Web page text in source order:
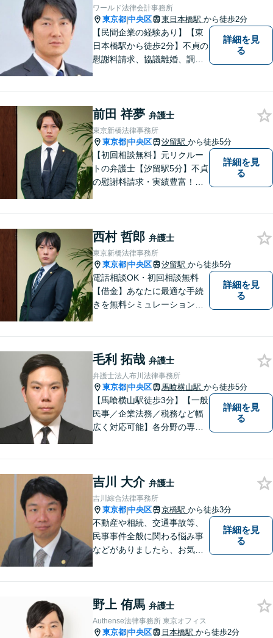
ワールド法律会計事務所
東京都|中央区 東日本橋駅 から徒歩2分
【民間企業の経験あり】【東
日本橋駅から徒歩2分】不貞の
慰謝料請求、協議離婚、調停
さい。最大の味方としてじっ
くりお話をお伺いします。
【粘り強い交渉が強み】
詳細を見
る
前田 祥夢 弁護士
東京新橋法律事務所
東京都|中央区 汐留駅 から徒歩5分
【初回相談無料】元リクルー
トの弁護士【汐留駅5分】不貞
の慰謝料請求・実績豊富！交
ナー実績【企業法務】ベンチ
ャーを支援【休日・夜間対
応】
詳細を見
る
西村 哲郎 弁護士
東京新橋法律事務所
東京都|中央区 汐留駅 から徒歩5分
電話相談OK・初回相談無料
【借金】あなたに最適な手続
きを無料シミュレーション
完全個室】夜間や休日のご相
談に対応可能
詳細を見
る
毛利 拓哉 弁護士
弁護士法人布川法律事務所
東京都|中央区 馬喰横山駅 から徒歩5分
【馬喰横山駅徒歩3分】【一般
民事／企業法務／税務など幅
広く対応可能】各分野の専門
明るい未来を作っていけるよ
う精進いたします。まずはご
相談を！
詳細を見
る
吉川 大介 弁護士
吉川綜合法律事務所
東京都|中央区 京橋駅 から徒歩3分
不動産や相続、交通事故等、
民事事件全般に関わる悩み事
などがありましたら、お気軽
詳細を見
る
野上 侑馬 弁護士
Authense法律事務所 東京オフィス
東京都|中央区 日本橋駅 から徒歩2分